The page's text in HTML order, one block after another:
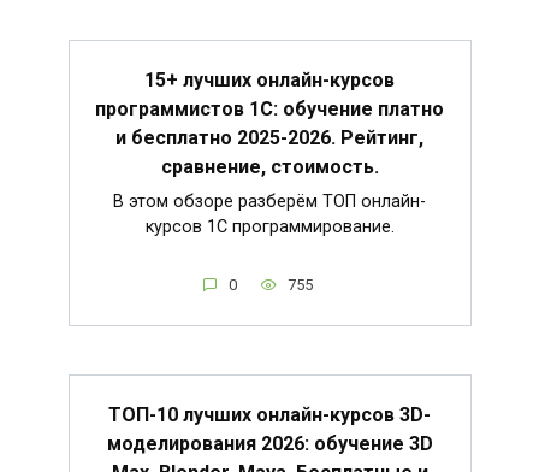
15+ лучших онлайн-курсов
программистов 1С: обучение платно
и бесплатно 2025-2026. Рейтинг,
сравнение, стоимость.
В этом обзоре разберём ТОП онлайн-
курсов 1С программирование.
0 755
ТОП-10 лучших онлайн-курсов 3D-
моделирования 2026: обучение 3D